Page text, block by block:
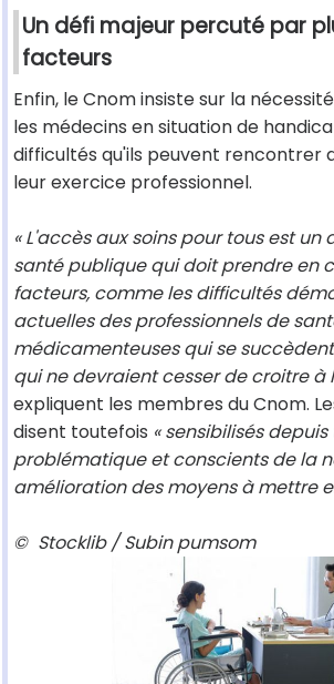
Un défi majeur percuté par
facteurs
Enfin, le Cnom insiste sur la
les médecins en situation de
difficultés qu'ils peuvent rencontrer
leur exercice professionnel.
« L'accès aux soins pour tous est un
santé publique qui doit prendre en
facteurs, comme les difficultés
actuelles des professionnels de
médicamenteuses qui se
qui ne devraient cesser de croitre à
expliquent les membres du Cnom.
disent toutefois « sensibilisés
problématique et conscients de la
amélioration des moyens à mettre
© Stocklib / Subin pumsom